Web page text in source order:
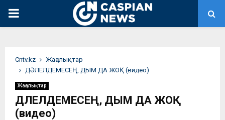
PRIMARY
Сntv.kz
Жаңалықтар
ДӘЛЕЛДЕМЕСЕҢ, ДЫМ ДА ЖОҚ (видео)
Жаңалықтар
ДӘЛЕЛДЕМЕСЕҢ, ДЫМ ДА ЖОҚ
(видео)